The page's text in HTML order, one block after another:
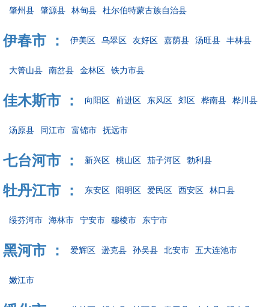
肇州县 肇源县 林甸县 杜尔伯特蒙古族自治县
伊春市 ： 伊美区 乌翠区 友好区 嘉荫县 汤旺县 丰林县
大箐山县 南岔县 金林区 铁力市县
佳木斯市 ： 向阳区 前进区 东风区 郊区 桦南县 桦川县
汤原县 同江市 富锦市 抚远市
七台河市 ： 新兴区 桃山区 茄子河区 勃利县
牡丹江市 ： 东安区 阳明区 爱民区 西安区 林口县
绥芬河市 海林市 宁安市 穆棱市 东宁市
黑河市 ： 爱辉区 逊克县 孙吴县 北安市 五大连池市
嫩江市